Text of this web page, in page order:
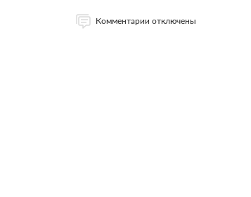
Комментарии отключены